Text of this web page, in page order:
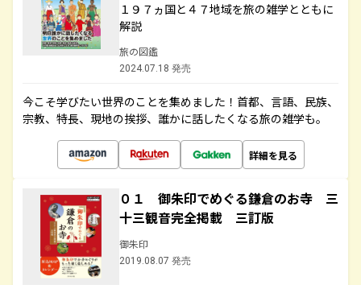
１９７ヵ国と４７地域を旅の雑学とともに
解説
旅の図鑑
2024.07.18 発売
今こそ学びたい世界のことを集めました！首都、言語、民族、
宗教、特長、現地の挨拶、誰かに話したくなる旅の雑学も。
詳細を見る
０１ 御朱印でめぐる鎌倉のお寺 三
十三観音完全掲載 三訂版
御朱印
2019.08.07 発売